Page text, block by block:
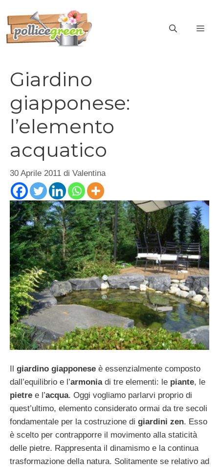
contenuto
Giardino
giapponese:
l’elemento
acquatico
30 Aprile 2011 di Valentina
giardino giapponese è essenzialmente composto
dall’equilibrio e l’armoniadi tre elementi: le piante, le
pietre e l’acqua. Oggi vogliamo parlarvi proprio di
quest’ultimo, elemento considerato ormai da tre secoli
fondamentale per la costruzione di giardini zen. Esso
è scelto per contrapporre il movimento alla staticità
delle pietre. Rappresenta il dinamismo e la continua
trasformazione della natura. Solitamente se relativo ad